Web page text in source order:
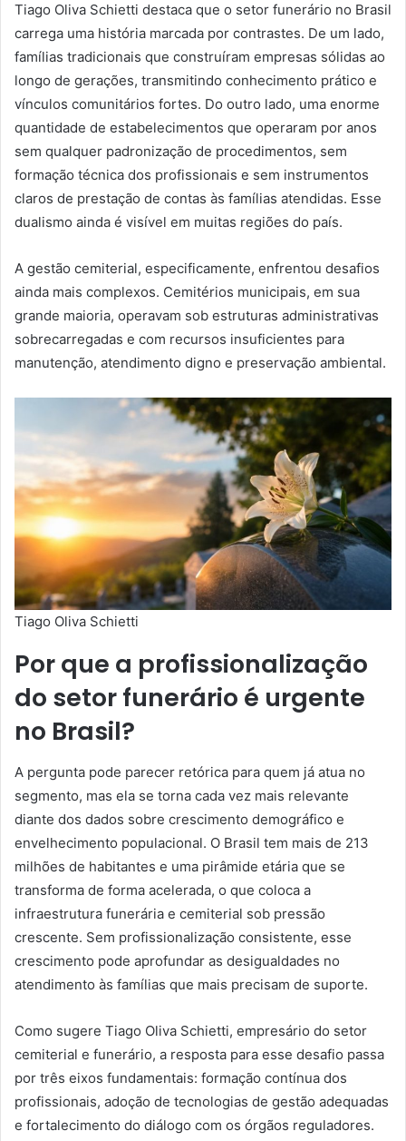
Tiago Oliva Schietti destaca que o setor funerário no Brasil
carrega uma história marcada por contrastes. De um lado,
famílias tradicionais que construíram empresas sólidas ao
longo de gerações, transmitindo conhecimento prático e
vínculos comunitários fortes. Do outro lado, uma enorme
quantidade de estabelecimentos que operaram por anos
sem qualquer padronização de procedimentos, sem
formação técnica dos profissionais e sem instrumentos
claros de prestação de contas às famílias atendidas. Esse
dualismo ainda é visível em muitas regiões do país.
A gestão cemiterial, especificamente, enfrentou desafios
ainda mais complexos. Cemitérios municipais, em sua
grande maioria, operavam sob estruturas administrativas
sobrecarregadas e com recursos insuficientes para
manutenção, atendimento digno e preservação ambiental.
Tiago Oliva Schietti
Por que a profissionalização
do setor funerário é urgente
no Brasil?
A pergunta pode parecer retórica para quem já atua no
segmento, mas ela se torna cada vez mais relevante
diante dos dados sobre crescimento demográfico e
envelhecimento populacional. O Brasil tem mais de 213
milhões de habitantes e uma pirâmide etária que se
transforma de forma acelerada, o que coloca a
infraestrutura funerária e cemiterial sob pressão
crescente. Sem profissionalização consistente, esse
crescimento pode aprofundar as desigualdades no
atendimento às famílias que mais precisam de suporte.
Como sugere Tiago Oliva Schietti, empresário do setor
cemiterial e funerário, a resposta para esse desafio passa
por três eixos fundamentais: formação contínua dos
profissionais, adoção de tecnologias de gestão adequadas
e fortalecimento do diálogo com os órgãos reguladores.